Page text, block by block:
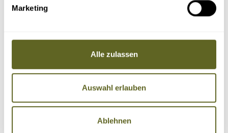
Marketing
Alle zulassen
Auswahl erlauben
Ablehnen
Asien > China
SHANGRI LA – DIE GROSSE REISE
29.09.27 - 23.10.27
Chinesische Mauer
Zauberberge und Reisterrassen